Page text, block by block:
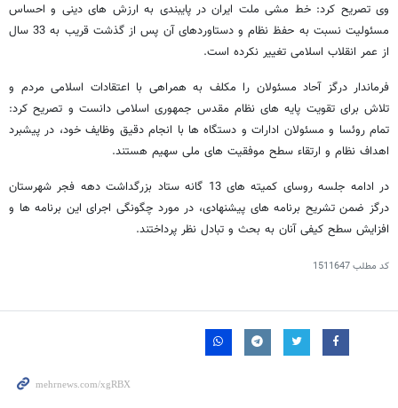
وی تصریح کرد: خط مشی ملت ایران در پایبندی به ارزش های دینی و احساس
مسئولیت نسبت به حفظ نظام و دستاوردهای آن پس از گذشت قریب به 33 سال
از عمر انقلاب اسلامی تغییر نکرده است.
فرماندار درگز آحاد مسئولان را مکلف به همراهی با اعتقادات اسلامی مردم و
تلاش برای تقویت پایه های نظام مقدس جمهوری اسلامی دانست و تصریح کرد:
تمام روئسا و مسئولان ادارات و دستگاه ها با انجام دقیق وظایف خود، در پیشبرد
اهداف نظام و ارتقاء سطح موفقیت های ملی سهیم هستند.
در ادامه جلسه روسای کمیته های 13 گانه ستاد بزرگداشت دهه فجر شهرستان
درگز ضمن تشریح برنامه های پیشنهادی، در مورد چگونگی اجرای این برنامه ها و
افزایش سطح کیفی آنان به بحث و تبادل نظر پرداختند.
کد مطلب1511647